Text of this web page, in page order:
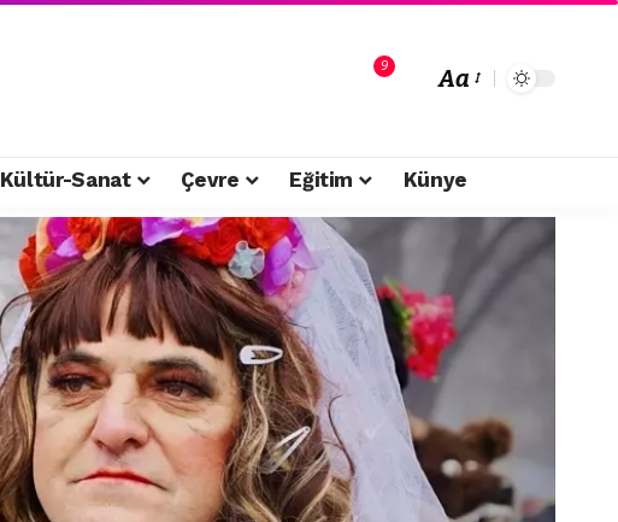
9 Aa
Kültür-Sanat Çevre Eğitim Künye